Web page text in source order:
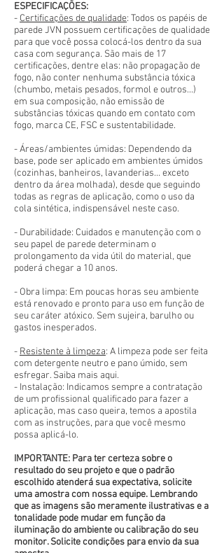
ESPECIFICAÇÕES:
- Certificações de qualidade: Todos os papéis de
parede JVN possuem certificações de qualidade
para que você possa colocá-los dentro da sua
casa com segurança. São mais de 17
certificações, dentre elas: não propagação de
fogo, não conter nenhuma substância tóxica
(chumbo, metais pesados, formol e outros...)
em sua composição, não emissão de
substâncias tóxicas quando em contato com
fogo, marca CE, FSC e sustentabilidade.
- Áreas/ambientes úmidas: Dependendo da
base, pode ser aplicado em ambientes úmidos
(cozinhas, banheiros, lavanderias... exceto
dentro da área molhada), desde que seguindo
todas as regras de aplicação, como o uso da
cola sintética, indispensável neste caso.
- Durabilidade: Cuidados e manutenção com o
seu papel de parede determinam o
prolongamento da vida útil do material, que
poderá chegar a 10 anos.
- Obra limpa: Em poucas horas seu ambiente
está renovado e pronto para uso em função de
seu caráter atóxico. Sem sujeira, barulho ou
gastos inesperados.
- Resistente à limpeza: A limpeza pode ser feita
com detergente neutro e pano úmido, sem
esfregar. Saiba mais aqui.
- Instalação: Indicamos sempre a contratação
de um profissional qualificado para fazer a
aplicação, mas caso queira, temos a apostila
com as instruções, para que você mesmo
possa aplicá-lo.
IMPORTANTE: Para ter certeza sobre o
resultado do seu projeto e que o padrão
escolhido atenderá sua expectativa, solicite
uma amostra com nossa equipe. Lembrando
que as imagens são meramente ilustrativas e a
tonalidade pode mudar em função da
iluminação do ambiente ou calibração do seu
monitor. Solicite condições para envio da sua